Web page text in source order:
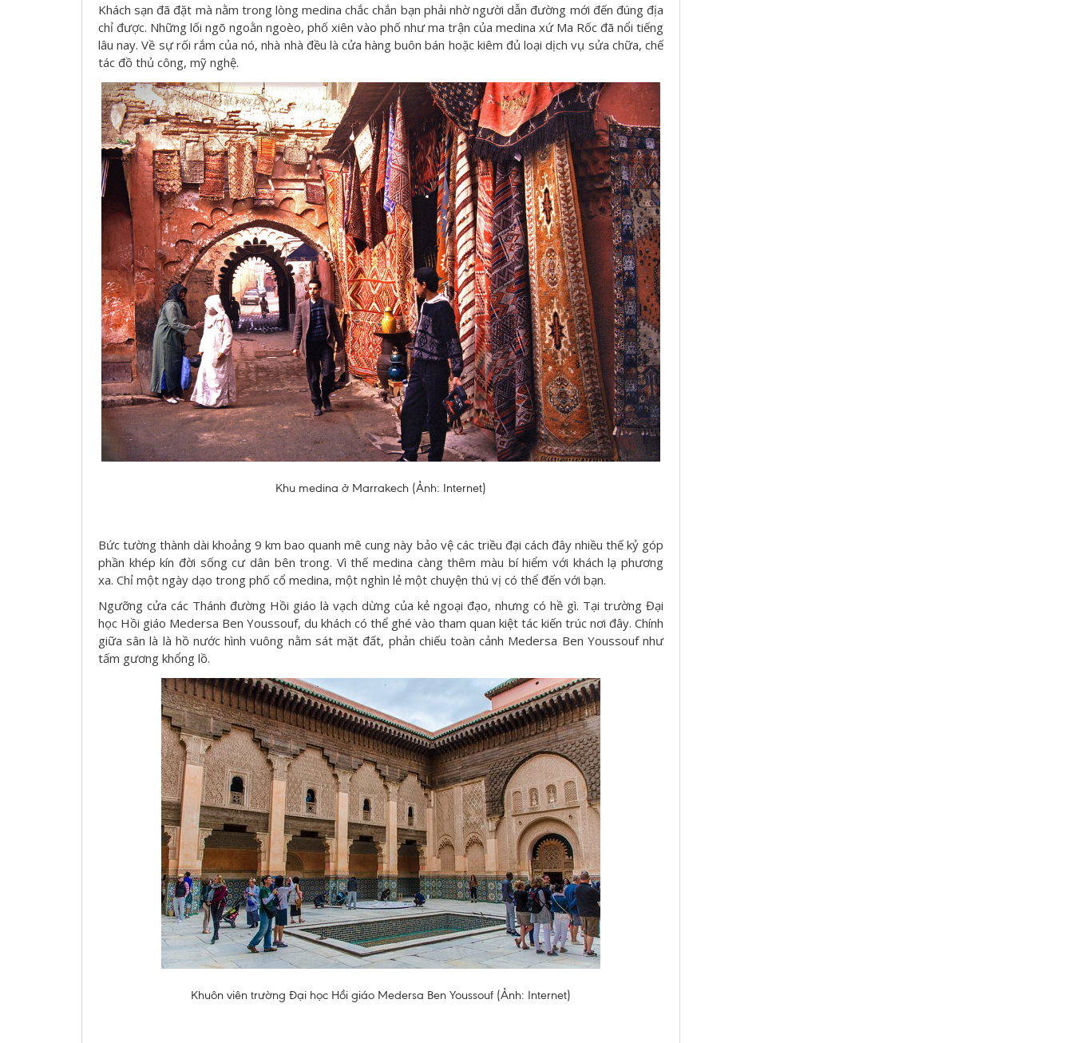
Khách sạn đã đặt mà nằm trong lòng medina chắc chắn bạn phải nhờ người dẫn đường mới đến đúng địa
chỉ được. Những lối ngõ ngoằn ngoèo, phố xiên vào phố như ma trận của medina xứ Ma Rốc đã nổi tiếng
lâu nay. Về sự rối rắm của nó, nhà nhà đều là cửa hàng buôn bán hoặc kiêm đủ loại dịch vụ sửa chữa, chế
tác đồ thủ công, mỹ nghệ.
Khu medina ở Marrakech (Ảnh: Internet)
Bức tường thành dài khoảng 9 km bao quanh mê cung này bảo vệ các triều đại cách đây nhiều thế kỷ góp
phần khép kín đời sống cư dân bên trong. Vì thế medina càng thêm màu bí hiểm với khách lạ phương
xa. Chỉ một ngày dạo trong phố cổ medina, một nghìn lẻ một chuyện thú vị có thể đến với bạn.
Ngưỡng cửa các Thánh đường Hồi giáo là vạch dừng của kẻ ngoại đạo, nhưng có hề gì. Tại trường Đại
học Hồi giáo Medersa Ben Youssouf, du khách có thể ghé vào tham quan kiệt tác kiến trúc nơi đây. Chính
giữa sân là là hồ nước hình vuông nằm sát mặt đất, phản chiếu toàn cảnh Medersa Ben Youssouf như
tấm gương khổng lồ.
Khuôn viên trường Đại học Hồi giáo Medersa Ben Youssouf (Ảnh: Internet)